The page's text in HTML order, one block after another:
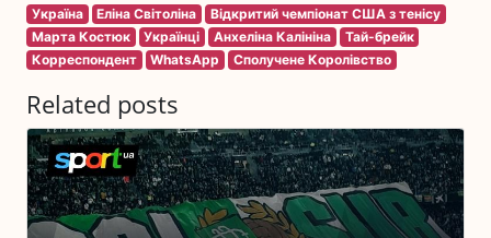
Україна Еліна Світоліна
Відкритий чемпіонат США з тенісу
Марта Костюк
Українці Анхеліна Калініна
Тай-брейк
Корреспондент
WhatsApp Сполучене Королівство
Related posts